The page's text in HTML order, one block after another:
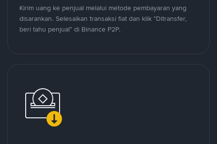
Kirim uang ke penjual melalui metode pembayaran yang
disarankan. Selesaikan transaksi fiat dan klik "Ditransfer,
beri tahu penjual" di Binance P2P.